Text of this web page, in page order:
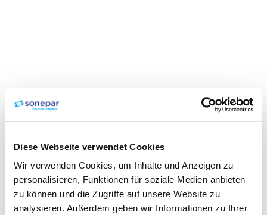
Diese Webseite verwendet Cookies
Wir verwenden Cookies, um Inhalte und Anzeigen zu
personalisieren, Funktionen für soziale Medien anbieten
zu können und die Zugriffe auf unsere Website zu
analysieren. Außerdem geben wir Informationen zu Ihrer